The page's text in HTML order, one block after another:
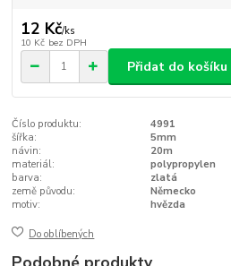
12 Kč/ks
10 Kč bez DPH
Přidat do košíku
Číslo produktu:
4991
šířka:
5mm
návin:
20m
materiál:
polypropylen
barva:
zlatá
země původu:
Německo
motiv:
hvězda
Do oblíbených